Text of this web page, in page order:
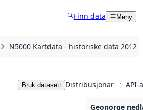
Finn data Meny
N5000 Kartdata - historiske data 2012
Bruk datasett Distribusjonar 1 API-
Geonorge